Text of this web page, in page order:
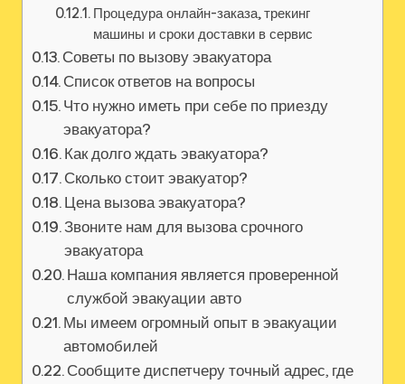
Процедура онлайн-заказа, трекинг
машины и сроки доставки в сервис
Советы по вызову эвакуатора
Список ответов на вопросы
Что нужно иметь при себе по приезду
эвакуатора?
Как долго ждать эвакуатора?
Сколько стоит эвакуатор?
Цена вызова эвакуатора?
Звоните нам для вызова срочного
эвакуатора
Наша компания является проверенной
службой эвакуации авто
Мы имеем огромный опыт в эвакуации
автомобилей
Сообщите диспетчеру точный адрес, где